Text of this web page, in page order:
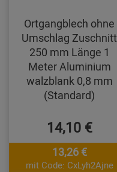
Ortgangblech ohne
Umschlag Zuschnitt
250 mm Länge 1
Meter Aluminium
walzblank 0,8 mm
(Standard)
14,10 €
13,26 €
mit Code: CxLyh2Ajne